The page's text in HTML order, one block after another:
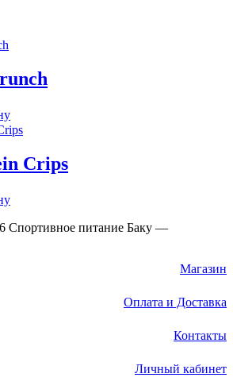
Crips
Спортивное питание Баку —
Магазин
Оплата и Доставка
Контакты
Личный кабинет